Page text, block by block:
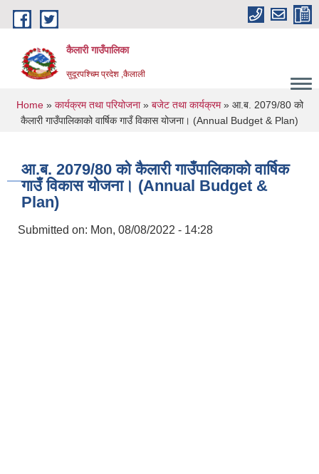
Skip to main content
कैलारी गाउँपालिका
सुदूरपश्चिम प्रदेश ,कैलाली
You are here
Home» कार्यक्रम तथा परियोजना» बजेट तथा कार्यक्रम» आ‍.ब. 2079/80 को
कैलारी गाउँपालिकाको वार्षिक गाउँ विकास योजना। (Annual Budget & Plan)
आ‍.ब. 2079/80 को कैलारी गाउँपालिकाको वार्षिक
गाउँ विकास योजना। (Annual Budget &
Plan)
Submitted on: Mon, 08/08/2022 - 14:28